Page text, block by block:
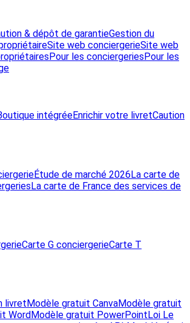
& dépôt de garantieGestion du
Site web conciergerieSite web
Pour les conciergeriesPour les
intégréeEnrichir votre livretCaution
Étude de marché 2026La carte de
La carte de France des services de
Carte G conciergerieCarte T
livret Modèle gratuit CanvaModèle gratuit
Word Modèle gratuit PowerPoint Loi Le